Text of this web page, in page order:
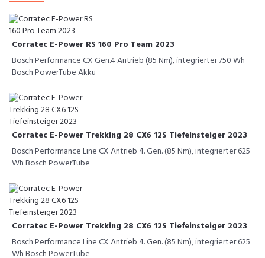
Corratec E-Power RS 160 Pro Team 2023
Bosch Performance CX Gen.4 Antrieb (85 Nm), integrierter 750 Wh
Bosch PowerTube Akku
Corratec E-Power Trekking 28 CX6 12S Tiefeinsteiger 2023
Bosch Performance Line CX Antrieb 4. Gen. (85 Nm), integrierter 625
Wh Bosch PowerTube
Corratec E-Power Trekking 28 CX6 12S Tiefeinsteiger 2023
Bosch Performance Line CX Antrieb 4. Gen. (85 Nm), integrierter 625
Wh Bosch PowerTube